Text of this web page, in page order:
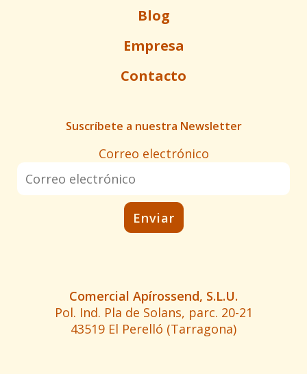
Blog
Empresa
Contacto
Suscríbete a nuestra Newsletter
Correo electrónico
Comercial Apírossend, S.L.U.
Pol. Ind. Pla de Solans, parc. 20-21
43519 El Perelló (Tarragona)